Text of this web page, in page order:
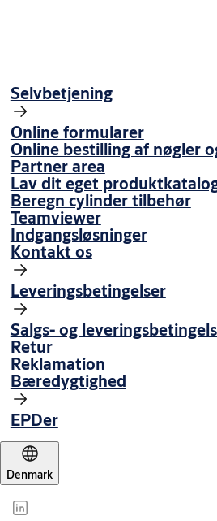
Selvbetjening
Online formularer
Online bestilling af nøgler
Partner area
Lav dit eget
Beregn cylinder tilbehør
Teamviewer
Indgangsløsninger
Kontakt os
Leveringsbetingelser
Salgs- og
Retur
Reklamation
Bæredygtighed
EPDer
Denmark